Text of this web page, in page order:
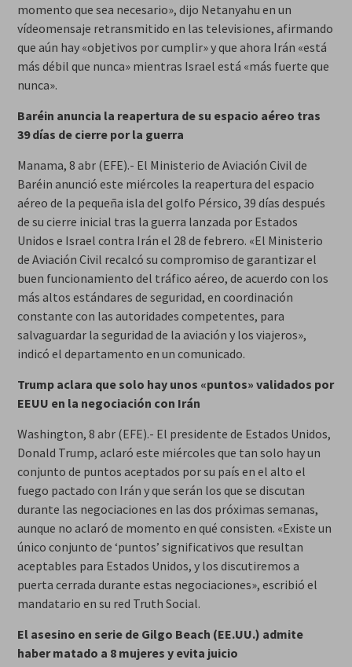
momento que sea necesario», dijo Netanyahu en un
vídeomensaje retransmitido en las televisiones, afirmando
que aún hay «objetivos por cumplir» y que ahora Irán «está
más débil que nunca» mientras Israel está «más fuerte que
nunca».
Baréin anuncia la reapertura de su espacio aéreo tras
39 días de cierre por la guerra
Manama, 8 abr (EFE).- El Ministerio de Aviación Civil de
Baréin anunció este miércoles la reapertura del espacio
aéreo de la pequeña isla del golfo Pérsico, 39 días después
de su cierre inicial tras la guerra lanzada por Estados
Unidos e Israel contra Irán el 28 de febrero. «El Ministerio
de Aviación Civil recalcó su compromiso de garantizar el
buen funcionamiento del tráfico aéreo, de acuerdo con los
más altos estándares de seguridad, en coordinación
constante con las autoridades competentes, para
salvaguardar la seguridad de la aviación y los viajeros»,
indicó el departamento en un comunicado.
Trump aclara que solo hay unos «puntos» validados por
EEUU en la negociación con Irán
Washington, 8 abr (EFE).- El presidente de Estados Unidos,
Donald Trump, aclaró este miércoles que tan solo hay un
conjunto de puntos aceptados por su país en el alto el
fuego pactado con Irán y que serán los que se discutan
durante las negociaciones en las dos próximas semanas,
aunque no aclaró de momento en qué consisten. «Existe un
único conjunto de ‘puntos’ significativos que resultan
aceptables para Estados Unidos, y los discutiremos a
puerta cerrada durante estas negociaciones», escribió el
mandatario en su red Truth Social.
El asesino en serie de Gilgo Beach (EE.UU.) admite
haber matado a 8 mujeres y evita juicio